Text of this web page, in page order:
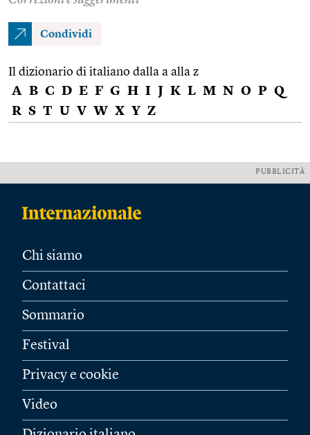
Condividi
Il dizionario di italiano dalla a alla z
A B C D E F G H I J K L M N O P Q
R S T U V W X Y Z
PUBBLICITÀ
Chi siamo
Contattaci
Sommario
Festival
Privacy e cookie
Video